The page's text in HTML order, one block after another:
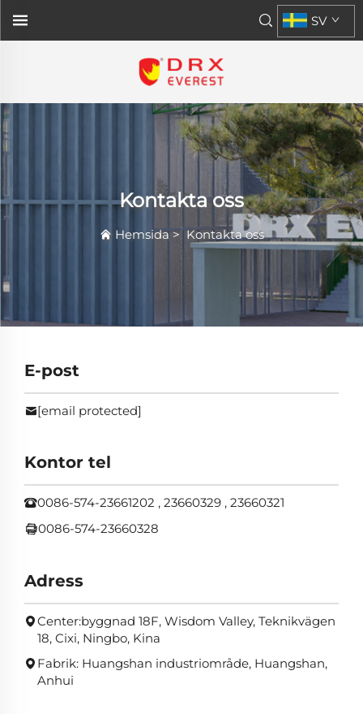
SV
Kontakta oss
Hemsida > Kontakta oss
E-post
[email protected]
Kontor tel
0086-574-23661202 , 23660329 , 23660321
0086-574-23660328
Adress
Center:byggnad 18F, Wisdom Valley, Teknikvägen
18, Cixi, Ningbo, Kina
Fabrik: Huangshan industriområde, Huangshan,
Anhui